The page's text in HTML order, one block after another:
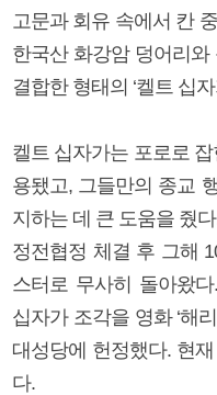
고문과 회유 속에서 칸
한국산 화강암 덩어리
결합한 형태의 ‘켈트 십
켈트 십자가는 포로로
용됐고, 그들만의 종교
지하는 데 큰 도움을 줬
정전협정 체결 후 그해
스터로 무사히 돌아왔
십자가 조각을 영화 ‘해
대성당에 헌정했다. 현
다.